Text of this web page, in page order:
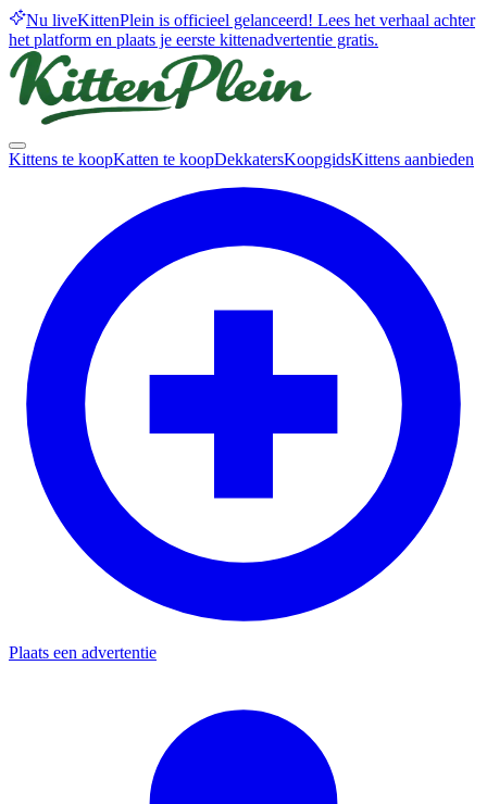
Nu liveKittenPlein is officieel gelanceerd! Lees het verhaal achter
het platform en plaats je eerste kittenadvertentie gratis.
Kittens te koopKatten te koopDekkatersKoopgidsKittens aanbieden
Plaats een advertentie